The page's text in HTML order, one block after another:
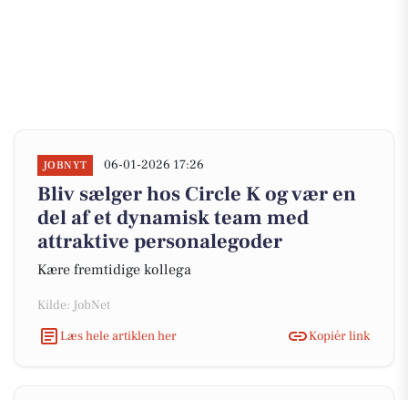
JOBNYT 06-01-2026 17:26
Bliv sælger hos Circle K og vær en
del af et dynamisk team med
attraktive personalegoder
Kære fremtidige kollega
Kilde: JobNet
Læs hele artiklen her
Kopiér link